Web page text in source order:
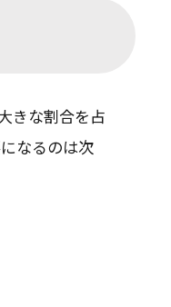
きな割合を占
なるのは次